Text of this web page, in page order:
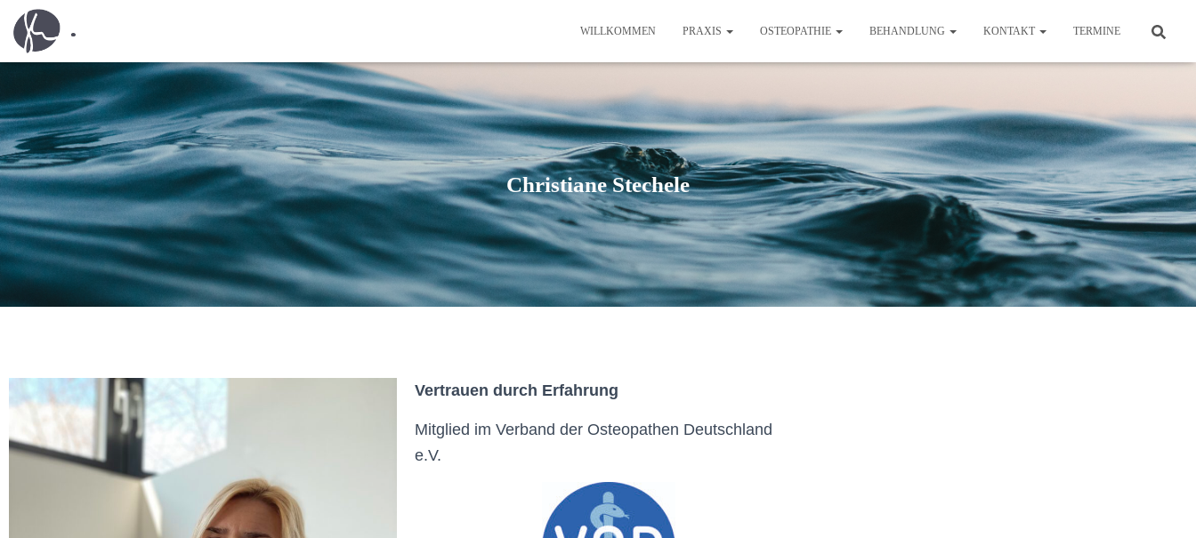
WILLKOMMEN PRAXIS OSTEOPATHIE BEHANDLUNG KONTAKT TERMINE
Christiane Stechele
Vertrauen durch Erfahrung
Mitglied im Verband der Osteopathen Deutschland
e.V.